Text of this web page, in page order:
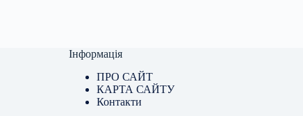
Інформація
ПРО САЙТ
КАРТА САЙТУ
Контакти